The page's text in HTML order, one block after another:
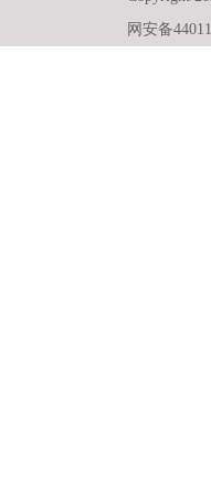
网安备